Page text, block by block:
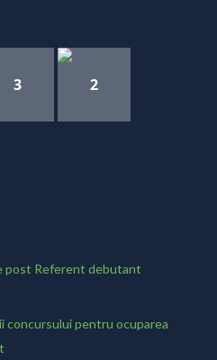
3 2
post Referent debutant
concursului pentru ocuparea